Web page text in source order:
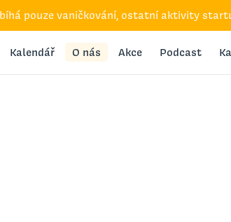
pouze vaničkování, ostatní aktivity
Kalendář O nás Akce Podcast